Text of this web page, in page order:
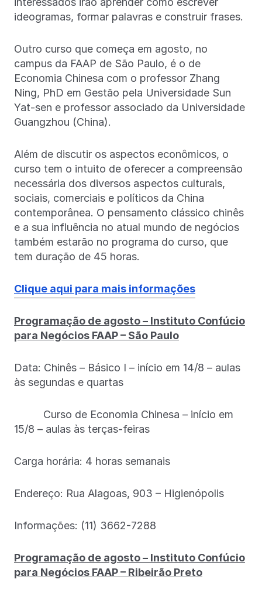
ideogramas, formar palavras e construir frases.
Outro curso que começa em agosto, no
campus da FAAP de São Paulo, é o de
Economia Chinesa com o professor Zhang
Ning, PhD em Gestão pela Universidade Sun
Yat-sen e professor associado da Universidade
Guangzhou (China).
Além de discutir os aspectos econômicos, o
curso tem o intuito de oferecer a compreensão
necessária dos diversos aspectos culturais,
sociais, comerciais e políticos da China
contemporânea. O pensamento clássico chinês
e a sua influência no atual mundo de negócios
também estarão no programa do curso, que
tem duração de 45 horas.
Clique aqui para mais informações
Programação de agosto – Instituto Confúcio
para Negócios FAAP – São Paulo
Data: Chinês – Básico I – início em 14/8 – aulas
às segundas e quartas
Curso de Economia Chinesa – início em
15/8 – aulas às terças-feiras
Carga horária: 4 horas semanais
Endereço: Rua Alagoas, 903 – Higienópolis
Informações: (11) 3662-7288
Programação de agosto – Instituto Confúcio
para Negócios FAAP – Ribeirão Preto